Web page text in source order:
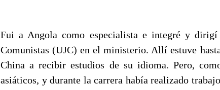
Fui a Angola como especialista e integré y
Comunistas (UJC) en el ministerio. Allí estuve
China a recibir estudios de su idioma. Pero,
asiáticos, y durante la carrera había realizado